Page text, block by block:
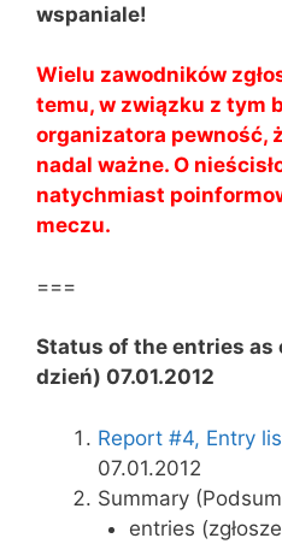
wspaniale!
Wielu zawodników
temu, w związku z tym
organizatora pewność,
nadal ważne. O
natychmiast
meczu.
===
Status of the entries as
dzień) 07.01.2012
Report #4, Entry
07.01.2012
Summary
entries